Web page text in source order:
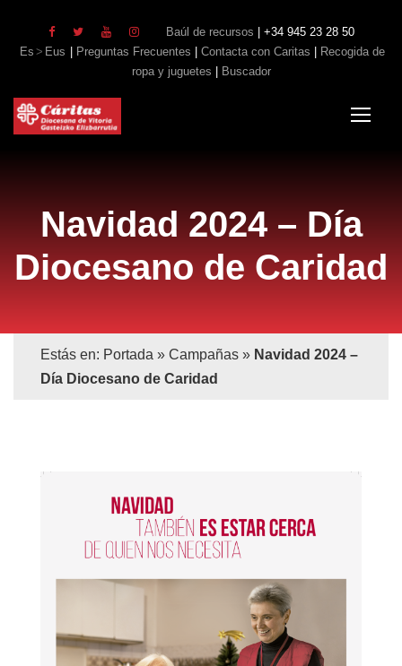
Baúl de recursos | +34 945 23 28 50
Es
Eus Preguntas Frecuentes Contacta con Caritas
Recogida de
ropa y juguetes
Buscador
Navidad 2024 – Día
Diocesano de Caridad
Estás en: Portada » Campañas » Navidad 2024 –
Día Diocesano de Caridad